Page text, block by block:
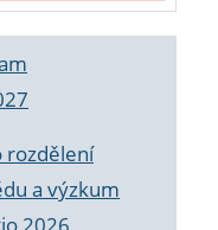
rozdělení
a výzkum